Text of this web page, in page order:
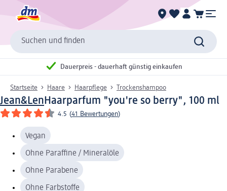
Suchen und finden
Dauerpreis - dauerhaft günstig einkaufen
Startseite Haare Haarpflege Trockenshampoo
Jean&Len Haarparfum "you're so berry", 100 ml
4.5 (41 Bewertungen)
Vegan
Ohne Paraffine / Mineralöle
Ohne Parabene
Ohne Farbstoffe